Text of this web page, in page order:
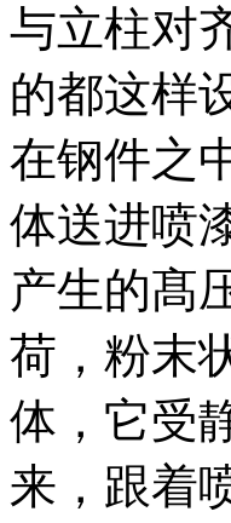
与立柱对
的都这样
在钢件之
体送进喷
产生的髙
荷，粉末
体，它受
来，跟着